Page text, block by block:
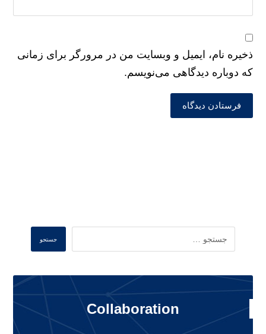
ذخیره نام، ایمیل و وبسایت من در مرورگر برای زمانی
که دوباره دیدگاهی می‌نویسم.
فرستادن دیدگاه
جستجو
Collaboration